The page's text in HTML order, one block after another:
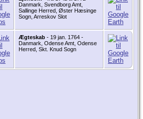
Danmark, Svendborg Amt,
Sallinge Herred, Øster Hæsinge
Sogn, Arreskov Slot
Ægteskab - 19 jan. 1764 -
Danmark, Odense Amt, Odense
Herred, Skt. Knud Sogn